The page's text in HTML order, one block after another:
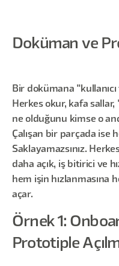
Doküman ve
Bir dokümana
Herkes okur, kafa
ne olduğunu kimse o
Çalışan bir parçada ise
Saklayamazsınız.
daha açık, iş bitirici ve
hem işin hızlanmasına
açar.
Örnek 1:
Prototiple